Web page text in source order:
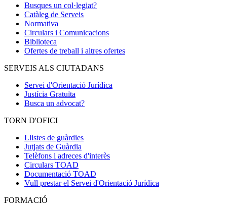
Busques un col·legiat?
Catàleg de Serveis
Normativa
Circulars i Comunicacions
Biblioteca
Ofertes de treball i altres ofertes
SERVEIS ALS CIUTADANS
Servei d'Orientació Jurídica
Justícia Gratuïta
Busca un advocat?
TORN D'OFICI
Llistes de guàrdies
Jutjats de Guàrdia
Telèfons i adreces d'interès
Circulars TOAD
Documentació TOAD
Vull prestar el Servei d'Orientació Jurídica
FORMACIÓ